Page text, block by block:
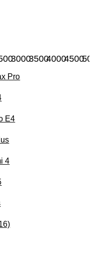
3000350040004500
Pro
E4
4